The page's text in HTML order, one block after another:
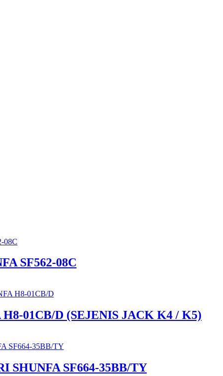
SF562-08C
01CB/D (SEJENIS JACK K4 / K5)
SF664-35BB/TY